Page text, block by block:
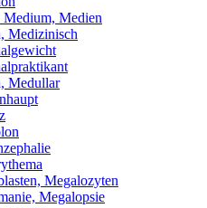
Medium, Medien
Medizinisch
Medullar
Megalozyten
Megalopsie